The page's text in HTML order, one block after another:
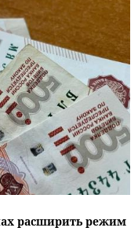
расширить режим